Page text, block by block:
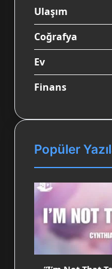
Ulaşım
Coğrafya
Ev
Finans
Popüler